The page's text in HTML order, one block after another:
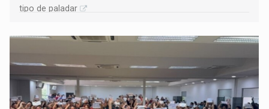
tipo de paladar